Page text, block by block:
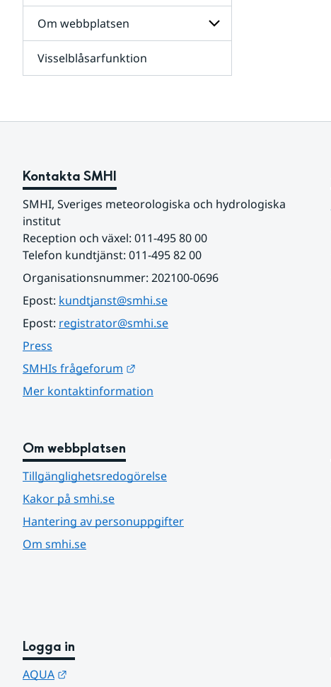
Undersidor
för
och
Om webbplatsen
för
Visselblåsarfunktion
Kontakta SMHI
SMHI, Sveriges meteorologiska och hydrologiska
institut
Reception och växel: 011-495 80 00
Telefon kundtjänst: 011-495 82 00
Organisationsnummer: 202100-0696
Epost: kundtjanst@smhi.se
Epost: registrator@smhi.se
Press
SMHIs frågeforum
Mer kontaktinformation
Om webbplatsen
Tillgänglighetsredogörelse
Kakor på smhi.se
Hantering av personuppgifter
Om smhi.se
Logga in
AQUA